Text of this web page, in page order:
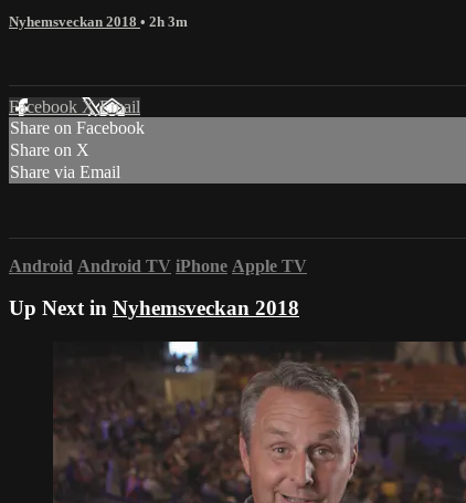
Nyhemsveckan 2018 • 2h 3m
Facebook XEmail
Share on Facebook
Share on X
Share via Email
Android Android TV iPhone Apple TV
Up Next in Nyhemsveckan 2018